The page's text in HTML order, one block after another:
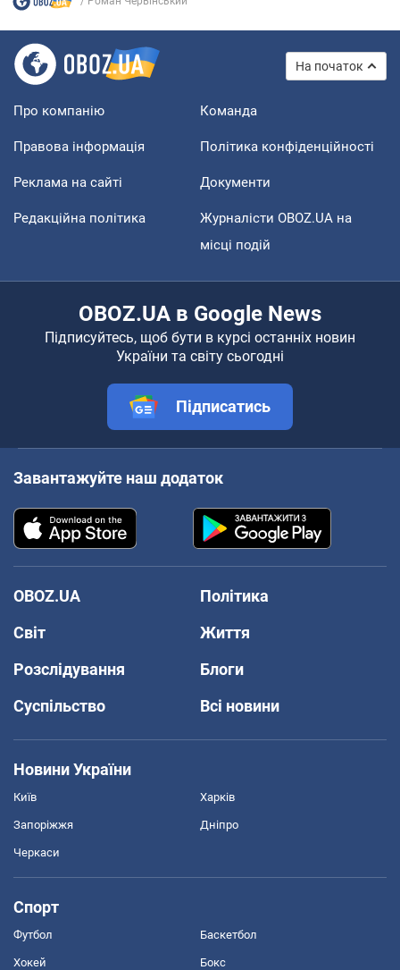
На початок
Про компанію Команда
Правова інформація Політика конфіденційності
Реклама на сайті Документи
Редакційна політика
Журналісти OBOZ.UA на
місці подій
OBOZ.UA в Google News
Підписуйтесь, щоб бути в курсі останніх новин
України та світу сьогодні
Підписатись
Завантажуйте наш додаток
OBOZ.UA
Політика
Світ
Життя
Розслідування
Блоги
Суспільство
Всі новини
Новини України
Київ Харків
Запоріжжя Дніпро
Черкаси
Спорт
Футбол Баскетбол
Хокей Бокс